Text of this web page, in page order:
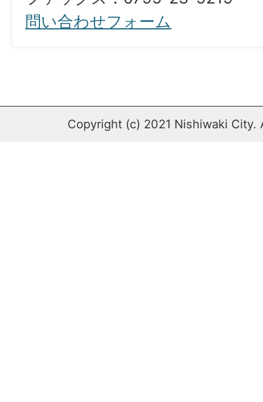
問い合わせフォーム
Copyright (c) 2021 Nishiwaki City.